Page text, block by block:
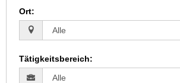
Ort:
Tätigkeitsbereich: